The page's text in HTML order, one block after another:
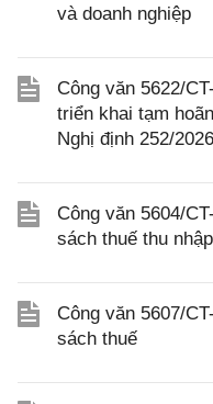
và doanh nghiệp
Công văn 5622/
triển khai tạm
Nghị định 252/
Công văn 5604/
sách thuế thu
Công văn 5607/
sách thuế